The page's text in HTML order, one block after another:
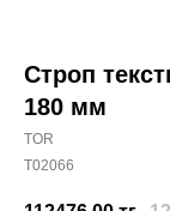
Строп
180 мм
TOR
T02066